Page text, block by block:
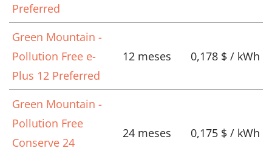
Preferred
Green Mountain -
Pollution Free e-
Plus 12 Preferred
12 meses 0,178 $ / kWh
Green Mountain -
Pollution Free
Conserve 24
24 meses 0,175 $ / kWh